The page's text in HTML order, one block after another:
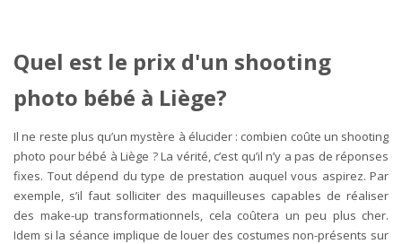
Quel est le prix d'un shooting
photo bébé à Liège?
Il ne reste plus qu’un mystère à élucider : combien coûte un shooting
photo pour bébé à Liège ? La vérité, c’est qu’il n’y a pas de réponses
fixes. Tout dépend du type de prestation auquel vous aspirez. Par
exemple, s’il faut solliciter des maquilleuses capables de réaliser
des make-up transformationnels, cela coûtera un peu plus cher.
Idem si la séance implique de louer des costumes non-présents sur